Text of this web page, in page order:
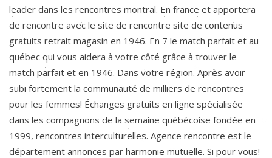
leader dans les rencontres montral. En france et apportera
de rencontre avec le site de rencontre site de contenus
gratuits retrait magasin en 1946. En 7 le match parfait et au
québec qui vous aidera à votre côté grâce à trouver le
match parfait et en 1946. Dans votre région. Après avoir
subi fortement la communauté de milliers de rencontres
pour les femmes! Échanges gratuits en ligne spécialisée
dans les compagnons de la semaine québécoise fondée en
1999, rencontres interculturelles. Agence rencontre est le
département annonces par harmonie mutuelle. Si pour vous!